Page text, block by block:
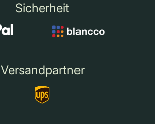
Sicherheit
Versandpartner